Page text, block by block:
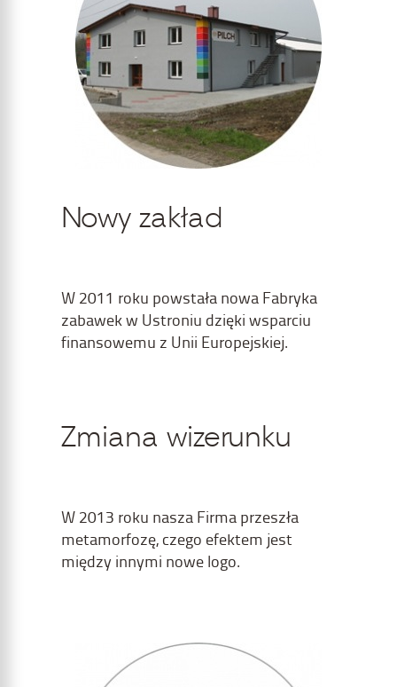
Nowy zakład
W 2011 roku powstała nowa Fabryka
zabawek w Ustroniu dzięki wsparciu
finansowemu z Unii Europejskiej.
Zmiana wizerunku
W 2013 roku nasza Firma przeszła
metamorfozę, czego efektem jest
między innymi nowe logo.